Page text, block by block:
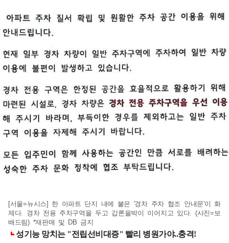
[서울=뉴시스] 한 아파트 단지 내에 붙은 '경차 주차 협조 안내문'이 화
제다. 경차 전용 주차구역을 두고 갑론을박이 이어지고 있다. (사진=보
배드림) *재판매 및 DB 금지